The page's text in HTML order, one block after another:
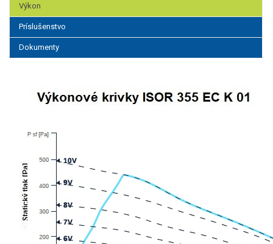
Výkon
Príslušenstvo
Dokumenty